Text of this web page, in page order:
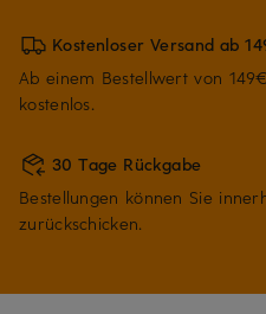
Kostenloser Versand ab
Ab einem Bestellwert von
kostenlos.
30 Tage Rückgabe
Bestellungen können Sie
zurückschicken.